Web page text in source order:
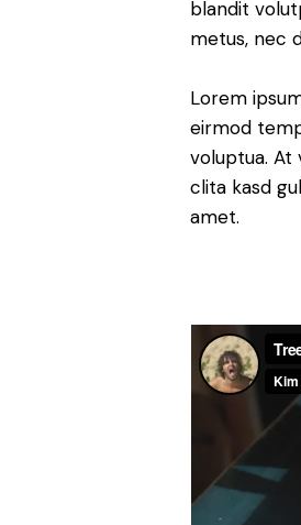
blandit
metus, nec
Lorem
eirmod
voluptua. At
clita kasd
amet.